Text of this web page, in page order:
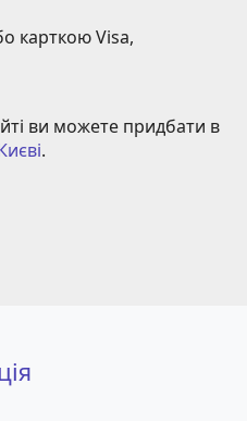
карткою Visa,
ви можете придбати в
.